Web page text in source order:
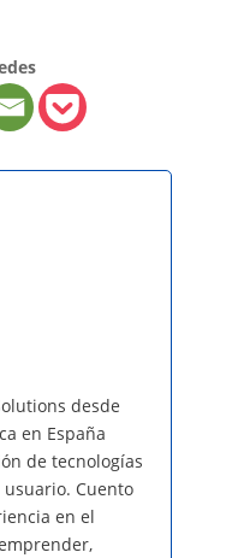
desde
en España
de tecnologías
Cuento
en el